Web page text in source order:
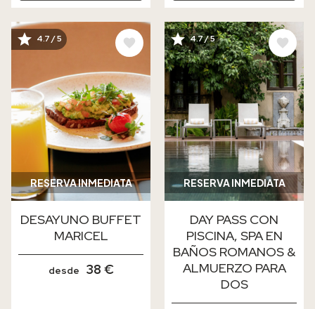
RESERVA INMEDIATA
IMAGE
4.7 / 5
DESAYUNO BUFFET
MARICEL
desde 38 €
RESERVA INMEDIATA
IMAGE
4.7 / 5
DAY PASS CON
PISCINA, SPA EN
BAÑOS ROMANOS &
ALMUERZO PARA
DOS